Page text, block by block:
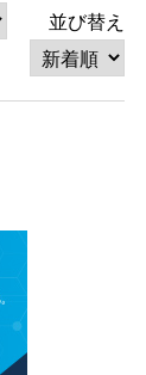
並び替え